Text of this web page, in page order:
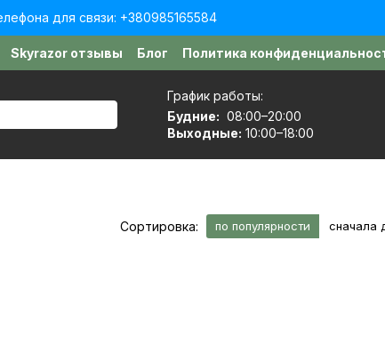
для связи: +380985165584
Skyrazor отзывы Блог
Политика
График работы:
Будние: 08:00–20:00
Выходные: 10:00–18:00
Сортировка: по популярности сначала